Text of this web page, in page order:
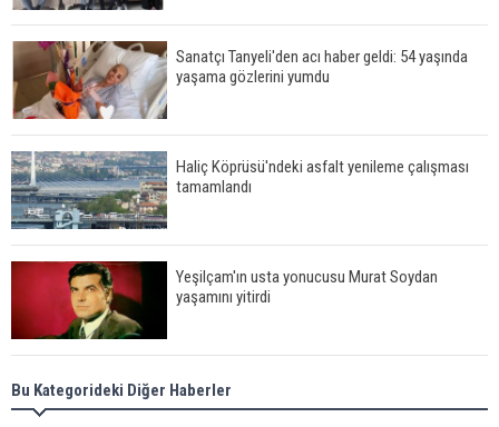
Sanatçı Tanyeli'den acı haber geldi: 54 yaşında
yaşama gözlerini yumdu
Haliç Köprüsü'ndeki asfalt yenileme çalışması
tamamlandı
Yeşilçam'ın usta yonucusu Murat Soydan
yaşamını yitirdi
Meral Akşener ile Müsavat Dervişoğlu cenazede
görüntülendi
Bu Kategorideki Diğer Haberler